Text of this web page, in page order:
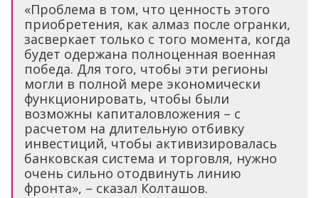
«Проблема в том, что ценность этого
приобретения, как алмаз после огранки,
засверкает только с того момента, когда
будет одержана полноценная военная
победа. Для того, чтобы эти регионы
могли в полной мере экономически
функционировать, чтобы были
возможны капиталовложения – с
расчетом на длительную отбивку
инвестиций, чтобы активизировалась
банковская система и торговля, нужно
очень сильно отодвинуть линию
фронта», – сказал Колташов.